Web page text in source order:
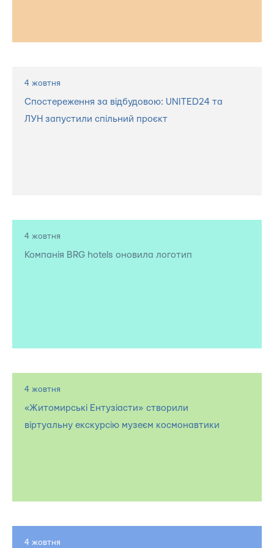
4 жовтня
Спостереження за відбудовою: UNITED24 та
ЛУН запустили спільний проєкт
4 жовтня
Компанія BRG hotels оновила логотип
4 жовтня
«Житомирські Ентузіасти» створили
віртуальну екскурсію музеєм космонавтики
4 жовтня